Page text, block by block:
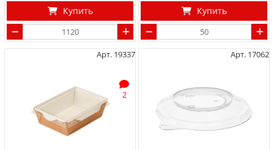
Купить Купить
Арт. 19337
2
Арт. 17062